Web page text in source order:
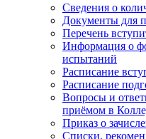
Сведения о
Документы для
Перечень
Информация о
испытаний
Расписание
Расписание
Вопросы и
приёмом в
Приказ о
Списки,